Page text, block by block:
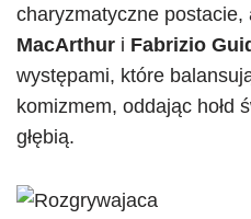
charyzmatyczne postacie,
MacArthur i Fabrizio
występami, które
komizmem, oddając hołd
głębią.